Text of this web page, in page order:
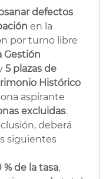
defectos
en la
por turno libre
Gestión
5 plazas de
Histórico
aspirante
excluidas.
deberá
siguientes
% de la tasa,